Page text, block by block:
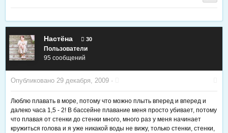
Настёна 30
Пользователи
95 сообщений
Опубликовано 29 декабря, 2009 ·
Люблю плавать в море, потому что можно плыть вперед и вперед и
далеко часа 1,5 - 2! В бассейне плавание меня просто убивает, потому
что плавая от стенки до стенки много, много раз у меня начинает
кружиться голова и я уже никакой воды не вижу, только стенки, стенки,